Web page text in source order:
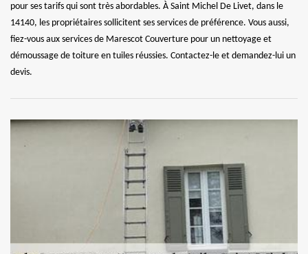
pour ses tarifs qui sont très abordables. À Saint Michel De Livet, dans le
14140, les propriétaires sollicitent ses services de préférence. Vous aussi,
fiez-vous aux services de Marescot Couverture pour un nettoyage et
démoussage de toiture en tuiles réussies. Contactez-le et demandez-lui un
devis.